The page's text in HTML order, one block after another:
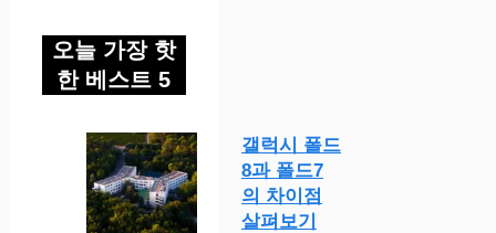
오늘 가장 핫
한 베스트 5
갤럭시 폴드
8과 폴드7
의 차이점
살펴보기